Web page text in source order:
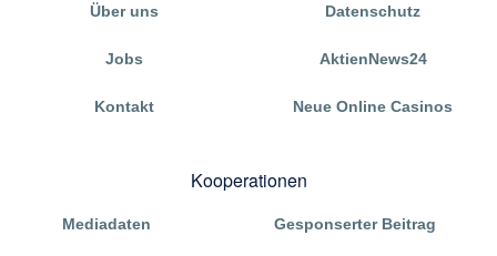
Über uns
Jobs
Kontakt
Datenschutz
AktienNews24
Neue Online Casinos
Kooperationen
Mediadaten Gesponserter Beitrag